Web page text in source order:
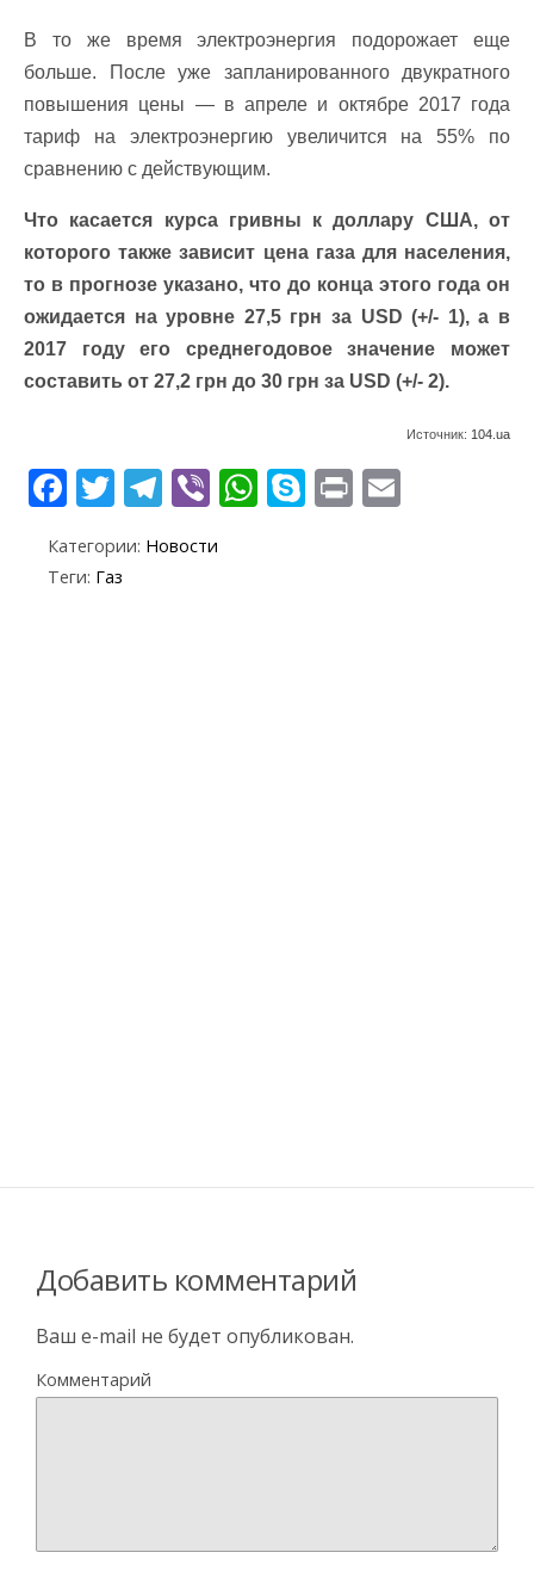
В то же время электроэнергия подорожает еще
больше. После уже запланированного двукратного
повышения цены — в апреле и октябре 2017 года
тариф на электроэнергию увеличится на 55% по
сравнению с действующим.
Что касается курса гривны к доллару США, от
которого также зависит цена газа для населения,
то в прогнозе указано, что до конца этого года он
ожидается на уровне 27,5 грн за USD (+/- 1), а в
2017 году его среднегодовое значение может
составить от 27,2 грн до 30 грн за USD (+/- 2).
Источник: 104.ua
F
e
T
itt
T
e
Vi
er
W S Pr
Категории: Новости
Теги: Газ
Добавить комментарий
Ваш e-mail не будет опубликован.
Комментарий